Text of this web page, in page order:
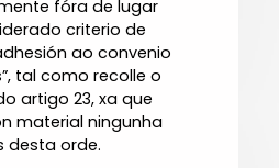
fóra de lugar
criterio de
ao convenio
tal como recolle o
artigo 23, xa que
material ningunha
desta orde.